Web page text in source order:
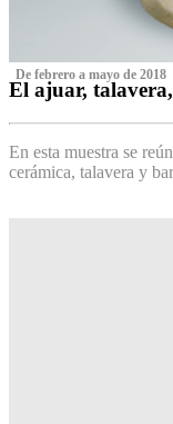
‌ De febrero a mayo de 2018
El ajuar,
En esta muestra se
cerámica, talavera y